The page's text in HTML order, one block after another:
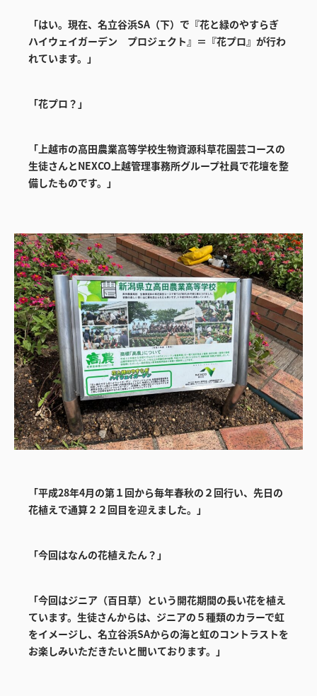
「はい。現在、名立谷浜SA（下）で『花と緑のやすらぎ
ハイウェイガーデン プロジェクト』＝『花プロ』が行わ
れています。」
「花プロ？」
「上越市の高田農業高等学校生物資源科草花園芸コースの
生徒さんとNEXCO上越管理事務所グループ社員で花壇を整
備したものです。」
「平成28年4月の第１回から毎年春秋の２回行い、先日の
花植えで通算２２回目を迎えました。」
「今回はなんの花植えたん？」
「今回はジニア（百日草）という開花期間の長い花を植え
ています。生徒さんからは、ジニアの５種類のカラーで虹
をイメージし、名立谷浜SAからの海と虹のコントラストを
お楽しみいただきたいと聞いております。」